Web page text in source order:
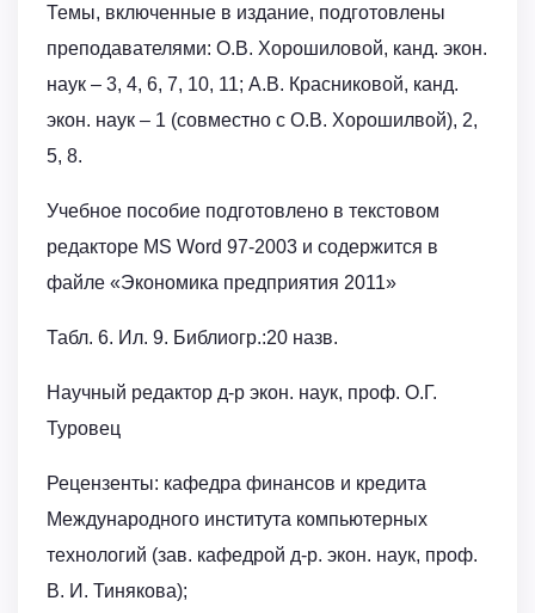
Темы, включенные в издание, подготовлены
преподавателями: О.В. Хорошиловой, канд. экон.
наук – 3, 4, 6, 7, 10, 11; А.В. Красниковой, канд.
экон. наук – 1 (совместно с О.В. Хорошилвой), 2,
5, 8.
Учебное пособие подготовлено в текстовом
редакторе MS Word 97-2003 и содержится в
файле «Экономика предприятия 2011»
Табл. 6. Ил. 9. Библиогр.:20 назв.
Научный редактор д-р экон. наук, проф. О.Г.
Туровец
Рецензенты: кафедра финансов и кредита
Международного института компьютерных
технологий (зав. кафедрой д-р. экон. наук, проф.
В. И. Тинякова);